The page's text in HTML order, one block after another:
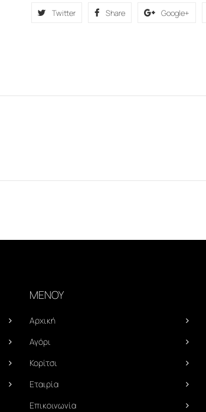
Twitter Share Google+
ΜΕΝΟΥ
Αρχική
Αγόρι
Κορίτσι
Εταιρία
Επικοινωνία